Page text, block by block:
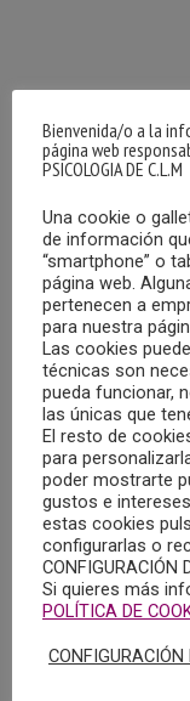
OFERTA DE
09/10/2023
El departamento
Trama precisa la
Programa MIRA
MÁS
Bienvenida/o a la
página web
PSICOLOGIA DE C.L.M
Una cookie o
de información
“smartphone” o
página web.
pertenecen a
para nuestra
Las cookies
técnicas son
pueda funcionar,
las únicas que
El resto de
para
poder mostrarte
gustos e
estas cookies
configurarlas o
CONFIGURACIÓN
Si quieres más
POLÍTICA DE
CONFIGURACIÓN